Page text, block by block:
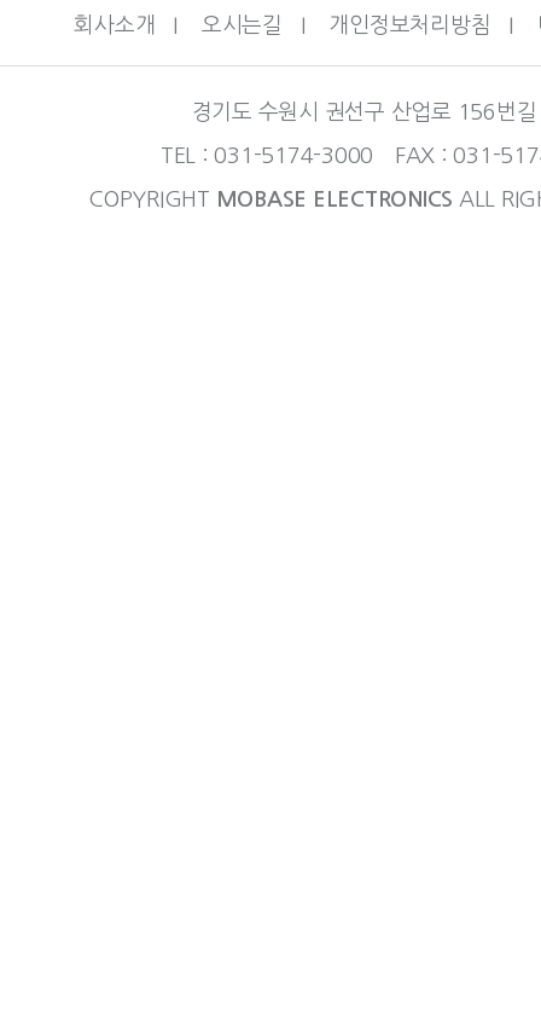
회사소개 I 오시는길 I 개인정보처리방침 I
경기도 수원시 권선구 산업로 156번
TEL : 031-5174-3000 FAX : 031-
COPYRIGHT MOBASE ELECTRONICS ALL